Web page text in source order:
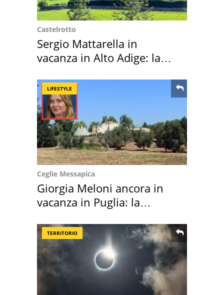
Castelrotto
Sergio Mattarella in
vacanza in Alto Adige: la
LIFESTYLE
Ceglie Messapica
Giorgia Meloni ancora in
vacanza in Puglia: la
TERRITORIO